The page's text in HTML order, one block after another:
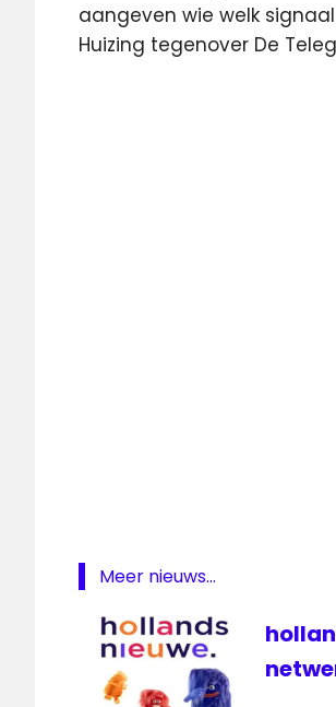
aangeven wie welk
Huizing tegenover De
Meer nieuws...